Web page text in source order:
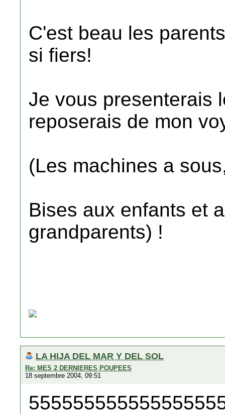
C'est beau les
si fiers!
Je vous presenterais
reposerais de mon
(Les machines a
Bises aux enfants et
grandparents) !
LA HIJA DEL MAR Y DEL SOL
Re: MES 2 DERNIERES POUPEES
18 septembre 2004, 09:51